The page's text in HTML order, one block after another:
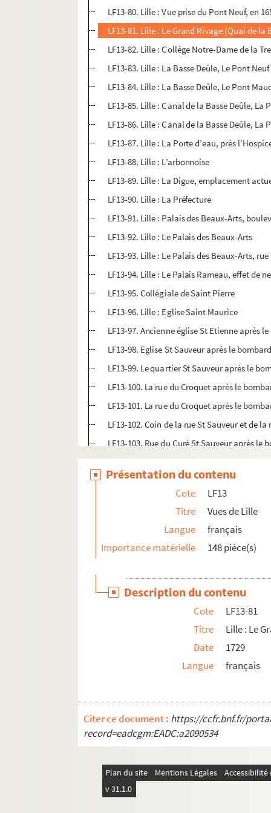
LF13-80. Lille : Vue prise du Pont Neuf, en
LF13-81. Lille : Le Grand Rivage (Quai de la
LF13-82. Lille : Collège Notre-Dame de la
LF13-83. Lille : La Basse Deûle, Le Pont Neuf
LF13-84. Lille : La Basse Deûle, Le Pont
LF13-85. Lille : Canal de la Basse Deûle, La
LF13-86. Lille : Canal de la Basse Deûle, La
LF13-87. Lille : La Porte d’eau, près
LF13-88. Lille : L’arbonnoise
LF13-89. Lille : La Digue, emplacement
LF13-90. Lille : La Préfecture
LF13-91. Lille : Palais des Beaux-Arts,
LF13-92. Lille : Le Palais des Beaux-Arts
LF13-93. Lille : Le Palais des Beaux-Arts,
LF13-94. Lille : Le Palais Rameau, effet de
LF13-95. Collégiale de Saint Pierre
LF13-96. Lille : Eglise Saint Maurice
LF13-97. Ancienne église St Etienne après
LF13-98. Eglise St Sauveur après le
LF13-99. Le quartier St Sauveur après le
LF13-100. La rue du Croquet après le
LF13-101. La rue du Croquet après le
LF13-102. Coin de la rue St Sauveur et de
LF13-103. Rue du Curé St Sauveur après le
LF13-104. Rue du Curé St Sauveur après le
LF13-105. Lille : L’église Saint Sauveur
LF13-106. Lille : Eglise Saint Sauveur :
LF13-107. Maître autel de l’église St Michel
LF13-108. Lille : Eglise Saint Sauveur avant
LF13-109. Lille : Eglise Saint Sauveur avant
LF13-111. Lille : Clocher de Saint Sauveur
LF13-112. Lille : Extérieur de l’église Saint
LF13-113. Lille : Eglise Sainte Catherine,
LF13-114. Lille : Eglise Saint André
LF13-115. Lille : Basilique Notre-Dame de
LF13-117. Lille : Basilique Notre-Dame de
LF13-118. Lille : Statue de Notre-Dame de
LF13-119. Lille : Cloche de Notre-Dame de
LF13-120. Lille : Eglise de Saint Maurice
LF13-121. Lille : Le Fort du Réduit : La
LF13-122. Eglise St Maurice des Champs
Présentation du contenu
Cote
LF13
Titre
Vues de Lille
Langue
français
Importance matérielle
148 pièce(s)
Description du contenu
Cote
LF13-81
Titre
Lille : Le
Date
1729
Langue
français
Citer ce document : https://ccfr.bnf.fr/
record=eadcgm:EADC:a2090534
Plan du site Mentions Légales
v 31.1.0